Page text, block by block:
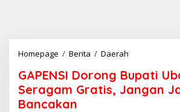
Homepage / Berita / Daerah
P
E
N
GAPENSI Dorong Bupati
Seragam Gratis, Jangan
Bancakan